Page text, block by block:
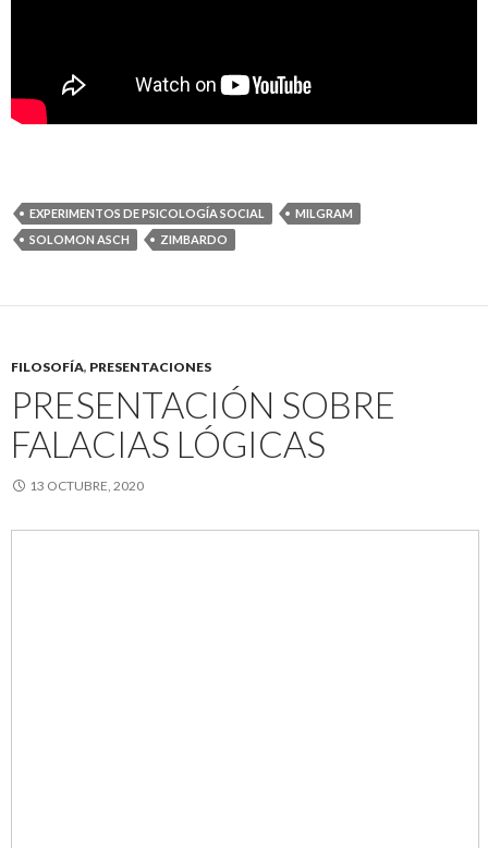
EXPERIMENTOS DE PSICOLOGÍA SOCIAL
MILGRAM
SOLOMON ASCH
ZIMBARDO
FILOSOFÍA, PRESENTACIONES
PRESENTACIÓN SOBRE
FALACIAS LÓGICAS
13 OCTUBRE, 2020